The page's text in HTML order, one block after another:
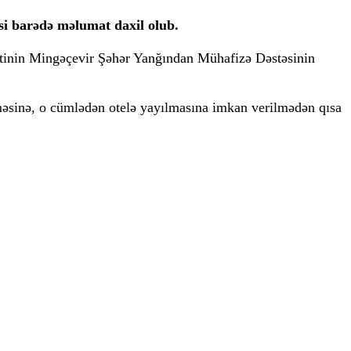
barədə məlumat daxil olub.
Mingəçevir Şəhər Yanğından Mühafizə Dəstəsinin
o cümlədən otelə yayılmasına imkan verilmədən qısa